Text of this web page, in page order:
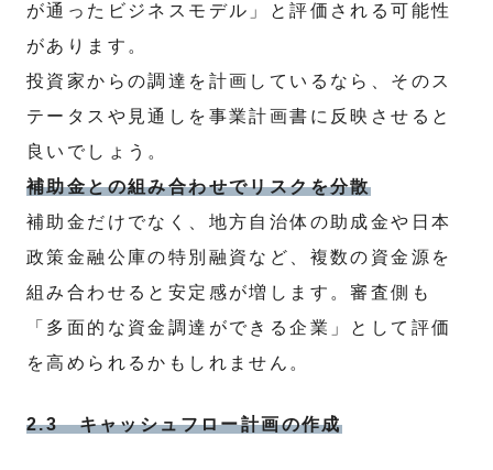
が通ったビジネスモデル」と評価される可能性
があります。
投資家からの調達を計画しているなら、そのス
テータスや見通しを事業計画書に反映させると
良いでしょう。
補助金との組み合わせでリスクを分散
補助金だけでなく、地方自治体の助成金や日本
政策金融公庫の特別融資など、複数の資金源を
組み合わせると安定感が増します。審査側も
「多面的な資金調達ができる企業」として評価
を高められるかもしれません。
2.3 キャッシュフロー計画の作成